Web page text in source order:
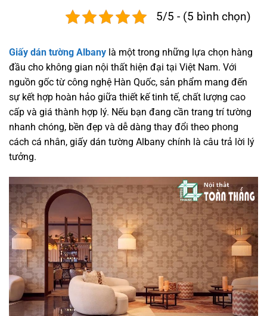
5/5 - (5 bình chọn)
Giấy dán tường Albany là một trong những lựa chọn hàng
đầu cho không gian nội thất hiện đại tại Việt Nam. Với
nguồn gốc từ công nghệ Hàn Quốc, sản phẩm mang đến
sự kết hợp hoàn hảo giữa thiết kế tinh tế, chất lượng cao
cấp và giá thành hợp lý. Nếu bạn đang cần trang trí tường
nhanh chóng, bền đẹp và dễ dàng thay đổi theo phong
cách cá nhân, giấy dán tường Albany chính là câu trả lời lý
tưởng.